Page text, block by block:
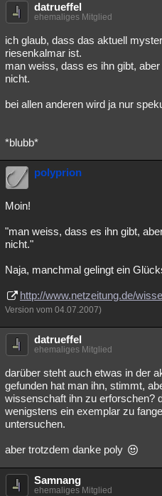
datrueffel
ehemaliges Mitglied
ich glaub, dass das aktuell
riesenkalmar ist.
man weiss, dass es ihn gibt,
nicht.
bei allen anderen wird ja nur
*blubb*
polyprion
Moin!
"man weiss, dass es ihn gibt,
nicht."
Naja, manchmal gelingt ein
http://www.netzeitung.de/
Version vom 04.07.2007)
datrueffel
ehemaliges Mitglied
darüber steht auch etwas in der
gefunden hat man ihn, stimmt,
wissenschaft ihn zu erforschen?
wenigstens ein exemplar zu
untersuchen.
aber trotzdem danke poly
Samnang
ehemaliges Mitglied